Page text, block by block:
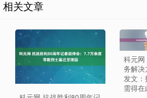
相关文章
科元网
务解决
发文
需得